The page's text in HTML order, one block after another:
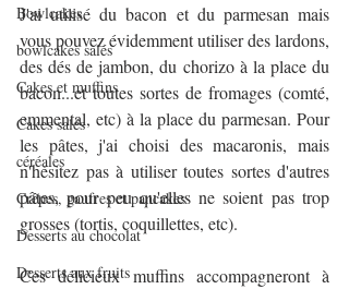
Bowlcakes
bowlcakes salés
Cakes et muffins
Cakes salés
céréales
Crêpes, gaufres et pancakes
Desserts au chocolat
Desserts aux fruits
J'ai utilisé du bacon et du parmesan mais
vous pouvez évidemment utiliser des lardons,
des dés de jambon, du chorizo à la place du
bacon...et toutes sortes de fromages (comté,
emmental, etc) à la place du parmesan. Pour
les pâtes, j'ai choisi des macaronis, mais
n'hésitez pas à utiliser toutes sortes d'autres
pâtes, pour peu qu'elles ne soient pas trop
grosses (tortis, coquillettes, etc).
Ces délicieux muffins accompagneront à